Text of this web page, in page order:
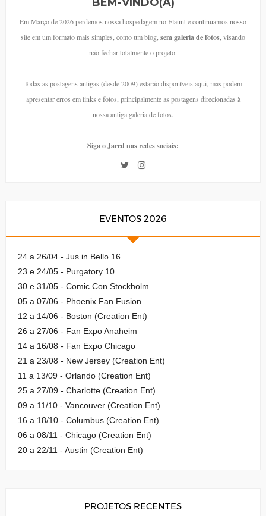
Em Março de 2026 perdemos nossa hospedagem no Flaunt e continuamos nosso
site em um formato mais simples, como um blog, sem galeria de fotos , visando
não fechar totalmente o projeto.
Todas as postagens antigas (desde 2009) estarão disponíveis aqui, mas podem
apresentar erros em links e fotos, principalmente as postagens direcionadas à
nossa antiga galeria de fotos.
Siga o Jared nas redes sociais:
EVENTOS 2026
24 a 26/04 - Jus in Bello 16
23 e 24/05 - Purgatory 10
30 e 31/05 - Comic Con Stockholm
05 a 07/06 - Phoenix Fan Fusion
12 a 14/06 - Boston (Creation Ent)
26 a 27/06 - Fan Expo Anaheim
14 a 16/08 - Fan Expo Chicago
21 a 23/08 - New Jersey (Creation Ent)
11 a 13/09 - Orlando (Creation Ent)
25 a 27/09 - Charlotte (Creation Ent)
09 a 11/10 - Vancouver (Creation Ent)
16 a 18/10 - Columbus (Creation Ent)
06 a 08/11 - Chicago (Creation Ent)
20 a 22/11 - Austin (Creation Ent)
PROJETOS RECENTES